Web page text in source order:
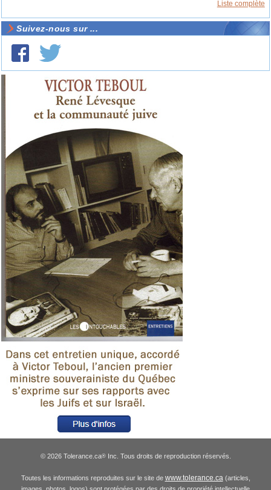
Liste complète
Suivez-nous sur ...
© 2026 Tolerance.ca®Inc. Tous droits de reproduction réservés.
Toutes les informations reproduites sur le site de www.tolerance.ca(articles,